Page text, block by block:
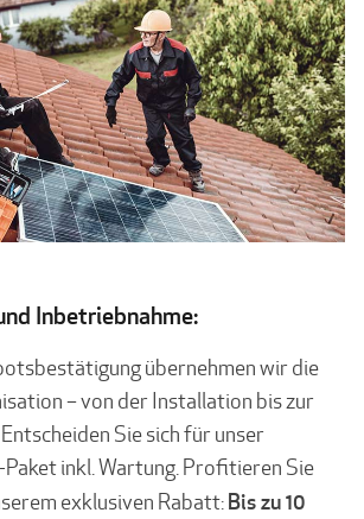
Inbetriebnahme:
übernehmen wir die
– von der Installation bis zur
Sie sich für unser
inkl. Wartung. Profitieren Sie
exklusiven Rabatt:Bis zu 10